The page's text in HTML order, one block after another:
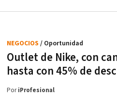
Outlet de Nike, con
hasta con 45% de
NEGOCIOS / Oportunidad
PoriProfesional